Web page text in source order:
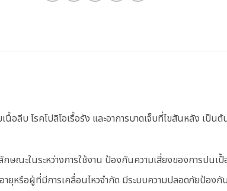
ลีบ โรคโปลิโอเรื้อรัง และอาการบาดเจ็บที่ไขสันหลัง เป็นต้
ษณะในระหว่างการใช้งาน ป้องกันความเสี่ยงของการปนเ
หรือผู้ที่มีการเคลื่อนไหวจำกัด มีระบบความปลอดภัยป้องกั